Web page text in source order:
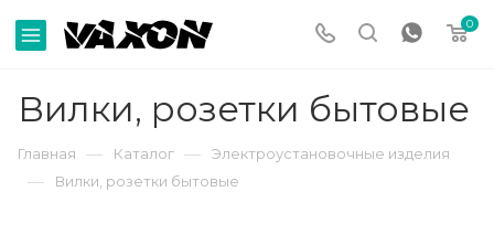
0
Вилки, розетки бытовые
Главная — Каталог — Электроустановочные изделия
— Вилки, розетки бытовые